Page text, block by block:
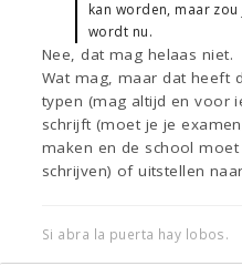
kan worden, maar
wordt nu.
Nee, dat mag helaas niet.
Wat mag, maar dat heeft
typen (mag altijd en voor
schrijft (moet je je
maken en de school
schrijven) of uitstellen
Si abra la puerta hay lobos.